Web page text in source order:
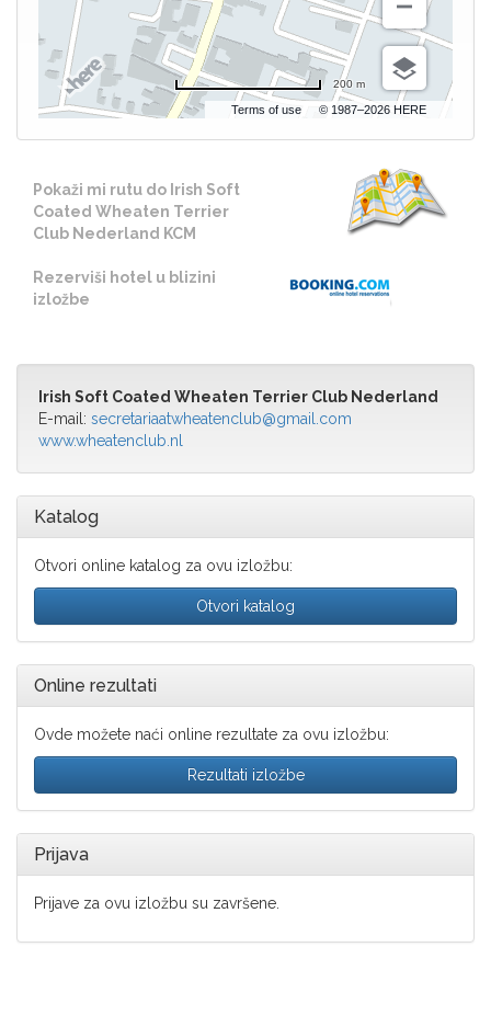
Terms of use © 1987–2026 HERE
200 m
Pokaži mi rutu do Irish Soft
Coated Wheaten Terrier
Club Nederland KCM
Rezerviši hotel u blizini
izložbe
Irish Soft Coated Wheaten Terrier Club Nederland
E-mail: secretariaatwheatenclub@gmail.com
www.wheatenclub.nl
Katalog
Otvori online katalog za ovu izložbu:
Otvori katalog
Online rezultati
Ovde možete naći online rezultate za ovu izložbu:
Rezultati izložbe
Prijava
Prijave za ovu izložbu su završene.